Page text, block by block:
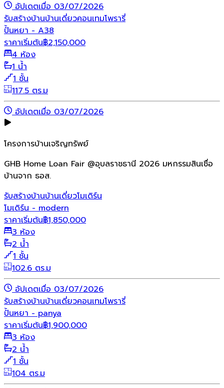
อัปเดตเมื่อ 03/07/2026
รับสร้างบ้านบ้านเดี่ยวคอนเทมโพรารี่
ปั้นหยา - A38
ราคาเริ่มต้น฿2,150,000
4 ห้อง
1 น้ำ
1 ชั้น
117.5 ตร.ม
อัปเดตเมื่อ 03/07/2026
โครงการบ้านเจริญทรัพย์
GHB Home Loan Fair @อุบลราชธานี 2026 มหกรรมสินเชื่อ
บ้านจาก ธอส.
รับสร้างบ้านบ้านเดี่ยวโมเดิร์น
โมเดิร์น - modern
ราคาเริ่มต้น฿1,850,000
3 ห้อง
2 น้ำ
1 ชั้น
102.6 ตร.ม
อัปเดตเมื่อ 03/07/2026
รับสร้างบ้านบ้านเดี่ยวคอนเทมโพรารี่
ปั้นหยา - panya
ราคาเริ่มต้น฿1,900,000
3 ห้อง
2 น้ำ
1 ชั้น
104 ตร.ม